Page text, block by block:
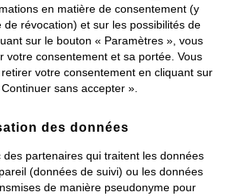
Français
en matière de consentement (y
de révocation) et sur les possibilités de
sur le bouton « Paramètres », vous
votre consentement et sa portée. Vous
votre consentement en cliquant sur
sans accepter ».
des données
des partenaires qui traitent les données
(données de suivi) ou les données
de manière pseudonyme pour